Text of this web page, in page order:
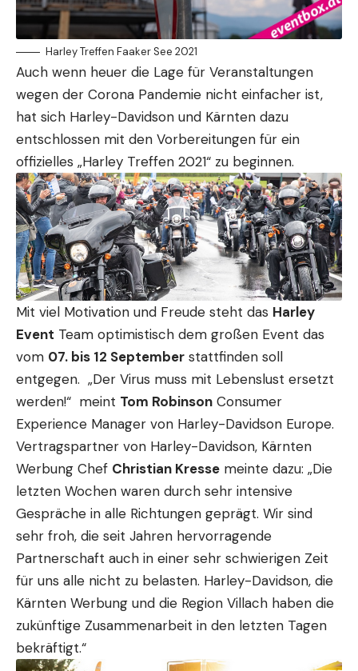
Harley Treffen Faaker See 2021
Auch wenn heuer die Lage für Veranstaltungen
wegen der Corona Pandemie nicht einfacher ist,
hat sich Harley-Davidson und Kärnten dazu
entschlossen mit den Vorbereitungen für ein
offizielles „Harley Treffen 2021“ zu beginnen.
Mit viel Motivation und Freude steht das Harley
Event Team optimistisch dem großen Event das
vom 07. bis 12 September stattfinden soll
entgegen. „Der Virus muss mit Lebenslust ersetzt
werden!“ meint Tom Robinson Consumer
Experience Manager von Harley-Davidson Europe.
Vertragspartner von Harley-Davidson, Kärnten
Werbung Chef Christian Kresse meinte dazu: „Die
letzten Wochen waren durch sehr intensive
Gespräche in alle Richtungen geprägt. Wir sind
sehr froh, die seit Jahren hervorragende
Partnerschaft auch in einer sehr schwierigen Zeit
für uns alle nicht zu belasten. Harley-Davidson, die
Kärnten Werbung und die Region Villach haben die
zukünftige Zusammenarbeit in den letzten Tagen
bekräftigt.“